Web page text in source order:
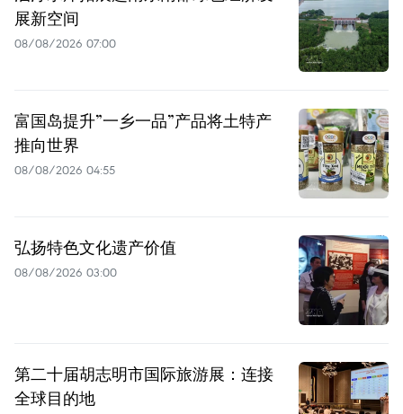
展新空间
08/08/2026 07:00
富国岛提升”一乡一品”产品将土特产
推向世界
08/08/2026 04:55
弘扬特色文化遗产价值
08/08/2026 03:00
第二十届胡志明市国际旅游展：连接
全球目的地